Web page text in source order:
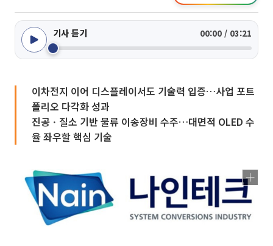
기사 듣기 00:00 / 03:21
이차전지 이어 디스플레이서도 기술력 입증…사업 포트
폴리오 다각화 성과
진공ㆍ질소 기반 물류 이송장비 수주…대면적 OLED 수
율 좌우할 핵심 기술